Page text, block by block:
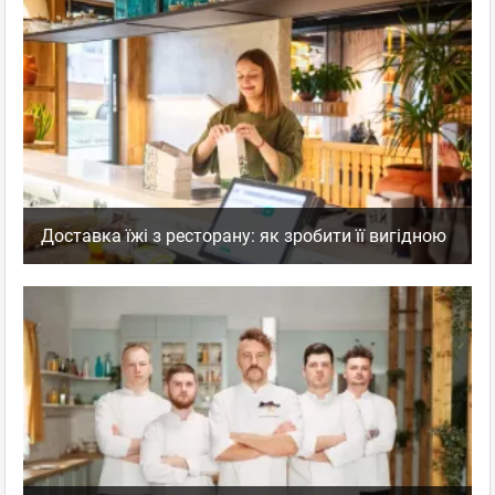
Юлія Руденок
Новичок
отзывов: 1
14.10.2024 16:49
Окрема вдячність за благодійні ініціативи, що ви
влаштовуєте. Пиво ж, як завжди, супер. Тримаймося!
Punkraft ,Бар крафтового пива
facebook twitter
Петро Щербін
Новичокотзывов: 1
Доставка їжі з ресторану: як зробити її вигідною